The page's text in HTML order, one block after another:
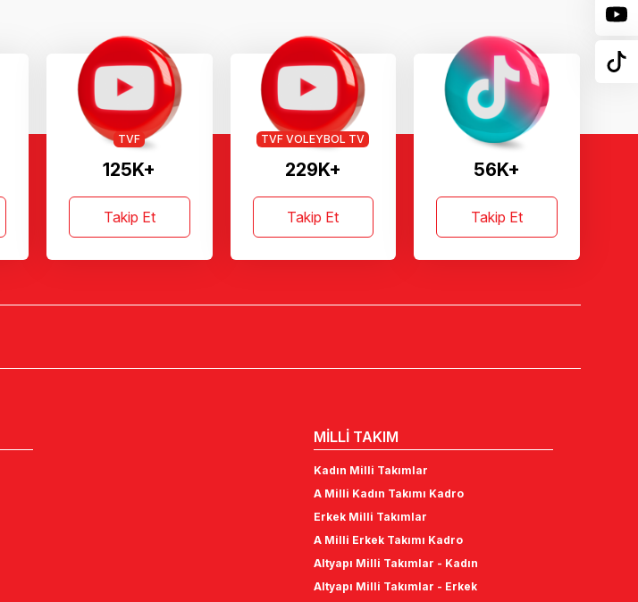
125K+
TVF
Takip Et
229K+
TVF VOLEYBOL TV
Takip Et
56K+
Takip Et
MİLLİ TAKIM
Kadın Milli Takımlar
A Milli Kadın Takımı Kadro
Erkek Milli Takımlar
A Milli Erkek Takımı Kadro
Altyapı Milli Takımlar - Kadın
Altyapı Milli Takımlar - Erkek